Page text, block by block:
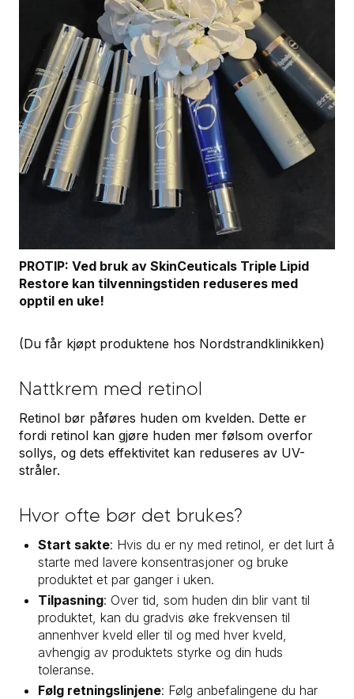
PROTIP: Ved bruk av SkinCeuticals Triple Lipid
Restore kan tilvenningstiden reduseres med
opptil en uke!
(Du får kjøpt produktene hos Nordstrandklinikken)
Nattkrem med retinol
Retinol bør påføres huden om kvelden. Dette er
fordi retinol kan gjøre huden mer følsom overfor
sollys, og dets effektivitet kan reduseres av UV-
stråler.
Hvor ofte bør det brukes?
Start sakte: Hvis du er ny med retinol, er det lurt å
starte med lavere konsentrasjoner og bruke
produktet et par ganger i uken.
Tilpasning: Over tid, som huden din blir vant til
produktet, kan du gradvis øke frekvensen til
annenhver kveld eller til og med hver kveld,
avhengig av produktets styrke og din huds
toleranse.
Følg retningslinjene: Følg anbefalingene du har